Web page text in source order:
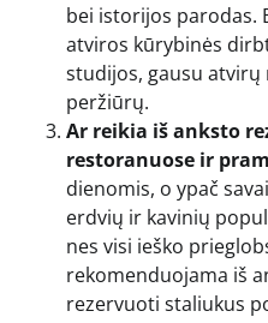
bei istorijos parodas.
atviros kūrybinės
studijos, gausu
peržiūrų.
Ar reikia iš anksto
restoranuose ir
dienomis, o ypač
erdvių ir kavinių
nes visi ieško
rekomenduojama iš
rezervuoti staliukus